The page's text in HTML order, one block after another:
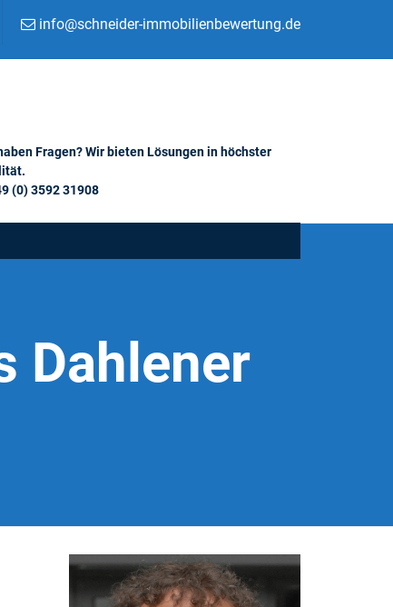
info@schneider-immobilienbewertung.de
Fragen? Wir bieten Lösungen in höchster
(0) 3592 31908
Dahlener